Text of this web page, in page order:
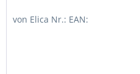
von Elica Nr.: EAN: